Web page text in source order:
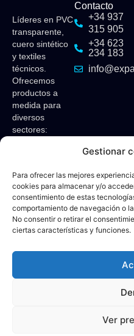
Gestionar
Para ofrecer las mejores
cookies para almacenar y/o
consentimiento de estas
comportamiento de navegación o
No consentir o retirar el
ciertas características y funciones.
Ver
Líderes en PVC
transparente,
cuero sintético
y textiles
técnicos.
Ofrecemos
productos a
medida para
diversos
sectores:
toldos,
tapicerías,
muebles,
contract,
cortinas y
solar.
Contacto
+34 937
315 905
+34 623
234 183
© 2026 Expafol – Diseñado